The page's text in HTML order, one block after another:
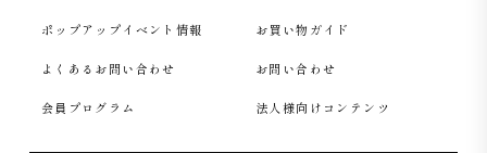
りとしたシルエットで、腕まわりのもたつきを抑え、上品
ポップアップイベント情報 お買い物ガイド
よくあるお問い合わせ お問い合わせ
会員プログラム 法人様向けコンテンツ